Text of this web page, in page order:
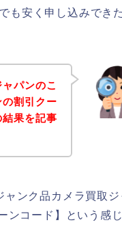
も安く申し込みでき
パンのこ
割引クー
果を記事
ャンク品カメラ買取ジ
ンコード】という感